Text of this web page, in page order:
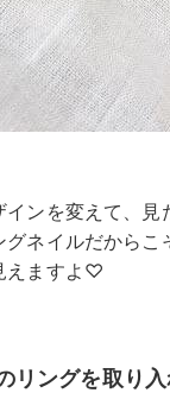
ンを変えて、
ネイルだから
えますよ♡
リングを取り